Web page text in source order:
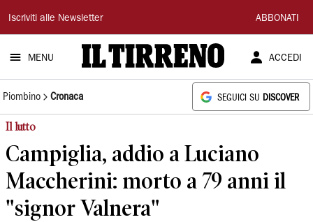
Il
Tirreno
Iscriviti alle Newsletter ABBONATI
MENU ACCEDI
Piombino Cronaca SEGUICI SU DISCOVER
Il lutto
Campiglia, addio a Luciano
Maccherini: morto a 79 anni il
"signor Valnera"